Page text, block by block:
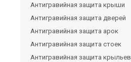
Антигравийная защита крыши
Антигравийная защита дверей
Антигравийная защита арок
Антигравийная защита стоек
Антигравийная защита крыльев